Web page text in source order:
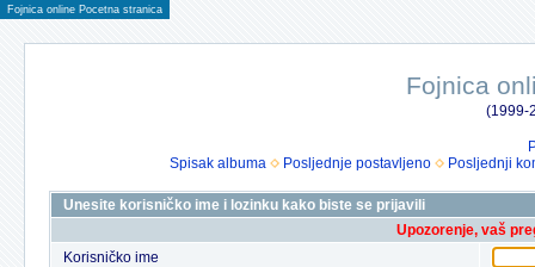
Fojnica online Pocetna stranica
Fojnica
(1999-
Spisak albuma
Posljednje postavljeno Posljednji
Unesite korisničko ime i lozinku kako biste se prijavili
Upozorenje, vaš
Korisničko ime